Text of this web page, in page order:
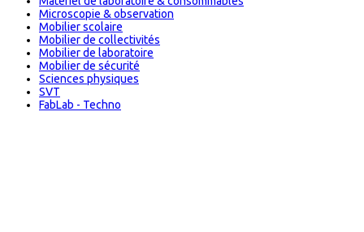
Microscopie & observation
Mobilier scolaire
Mobilier de collectivités
Mobilier de laboratoire
Mobilier de sécurité
Sciences physiques
SVT
FabLab - Techno